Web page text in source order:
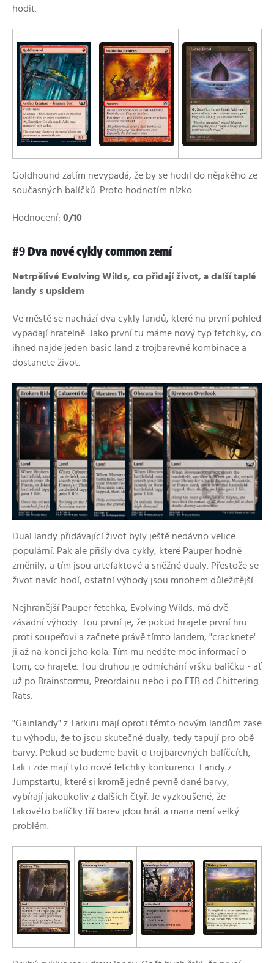
hodit.
Goldhound zatím nevypadá, že by se hodil do nějakého ze
současných balíčků. Proto hodnotím nízko.
Hodnocení: 0/10
#9 Dva nové cykly common zemí
Netrpělivé Evolving Wilds, co přidají život, a další taplé
landy s upsidem
Ve městě se nachází dva cykly landů, které na první pohled
vypadají hratelně. Jako první tu máme nový typ fetchky, co
ihned najde jeden basic land z trojbarevné kombinace a
dostanete život.
Dual landy přidávající život byly ještě nedávno velice
populární. Pak ale přišly dva cykly, které Pauper hodně
změnily, a tím jsou artefaktové a sněžné dualy. Přestože se
život navíc hodí, ostatní výhody jsou mnohem důležitější.
Nejhranější Pauper fetchka, Evolving Wilds, má dvě
zásadní výhody. Tou první je, že pokud hrajete první hru
proti soupeřovi a začnete právě tímto landem, "cracknete"
ji až na konci jeho kola. Tím mu nedáte moc informací o
tom, co hrajete. Tou druhou je odmíchání vršku balíčku - ať
už po Brainstormu, Preordainu nebo i po ETB od Chittering
Rats.
"Gainlandy" z Tarkiru mají oproti těmto novým landům zase
tu výhodu, že to jsou skutečné dualy, tedy tapují pro obě
barvy. Pokud se budeme bavit o trojbarevných balíčcích,
tak i zde mají tyto nové fetchky konkurenci. Landy z
Jumpstartu, které si kromě jedné pevně dané barvy,
vybírají jakoukoliv z dalších čtyř. Je vyzkoušené, že
takovéto balíčky tří barev jdou hrát a mana není velký
problém.